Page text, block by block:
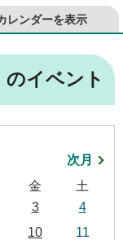
レンダーを表示
のイベント
次月
金
土
3
4
10
11